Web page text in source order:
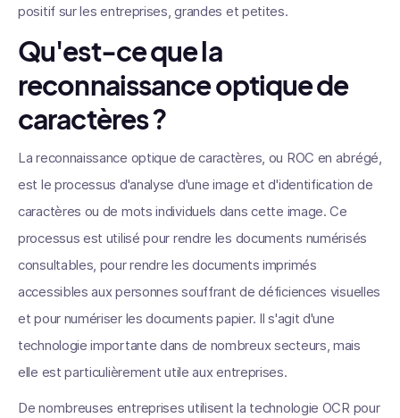
positif sur les entreprises, grandes et petites.
Qu'est-ce que la
reconnaissance optique de
caractères ?
La reconnaissance optique de caractères, ou ROC en abrégé,
est le processus d'analyse d'une image et d'identification de
caractères ou de mots individuels dans cette image. Ce
processus est utilisé pour rendre les documents numérisés
consultables, pour rendre les documents imprimés
accessibles aux personnes souffrant de déficiences visuelles
et pour numériser les documents papier. Il s'agit d'une
technologie importante dans de nombreux secteurs, mais
elle est particulièrement utile aux entreprises.
De nombreuses entreprises utilisent la technologie OCR pour